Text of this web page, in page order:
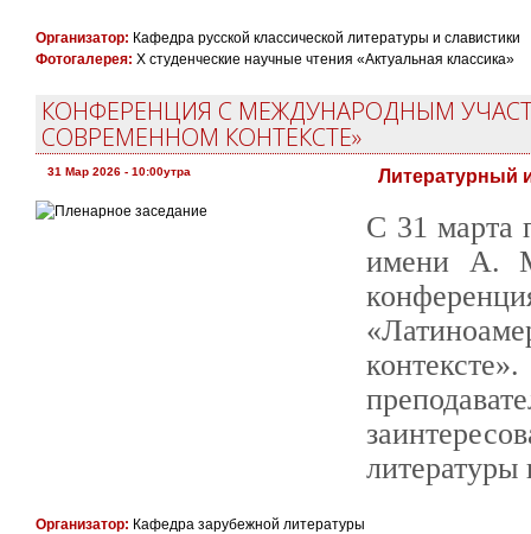
Организатор: Кафедра русской классической литературы и славистики
Фотогалерея: X студенческие научные чтения «Актуальная классика»
КОНФЕРЕНЦИЯ С МЕЖДУНАРОДНЫМ
СОВРЕМЕННОМ КОНТЕКСТЕ»
31 Мар 2026 - 10:00утра Литературный
С 31 марта
имени А.
литературы
Организатор: Кафедра зарубежной литературы